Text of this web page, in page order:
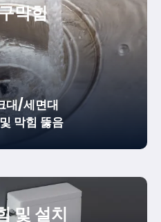
막힘
대/세면대
막힘 뚫음
및 설치